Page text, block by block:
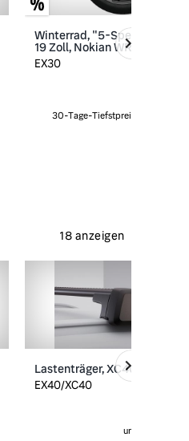
Winterrad, "5-Speichen-
19 Zoll, Nokian WR
EX30
30-Tage-Tiefstpreis
18 anzeigen
Lastenträger, XC40/EX40
EX40/XC40
ursprünglich